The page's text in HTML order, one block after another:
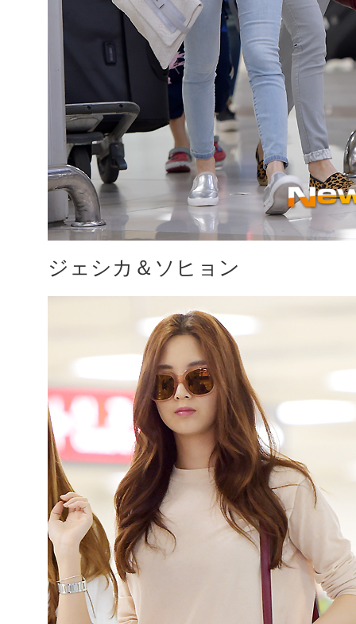
ジェシカ＆ソヒョン